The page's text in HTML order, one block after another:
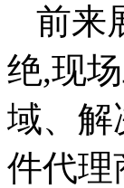
前来
绝,现
域、解
件代理